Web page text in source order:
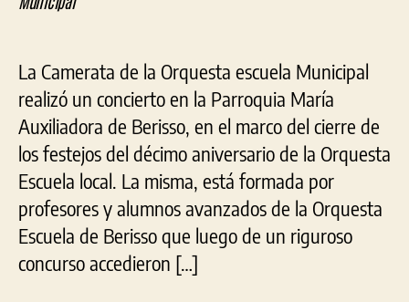
La Camerata de la Orquesta escuela Municipal
realizó un concierto en la Parroquia María
Auxiliadora de Berisso, en el marco del cierre de
los festejos del décimo aniversario de la Orquesta
Escuela local. La misma, está formada por
profesores y alumnos avanzados de la Orquesta
Escuela de Berisso que luego de un riguroso
concurso accedieron […]